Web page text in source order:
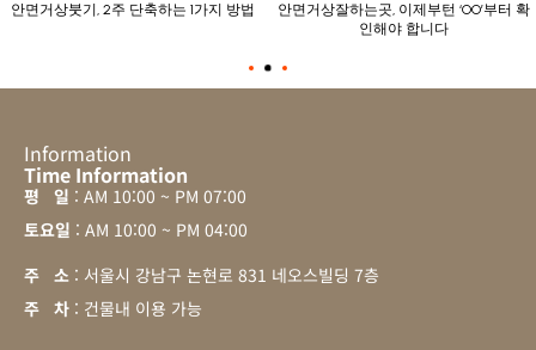
안면거상붓기, 2주 단축하는 1가지 방법
안면거상잘하는곳, 이제부턴 ‘OO’부터 확
인해야 합니다
Information
Time Information
평 일 : AM 10:00 ~ PM 07:00
토요일 : AM 10:00 ~ PM 04:00
주 소 : 서울시 강남구 논현로 831 네오스빌딩 7층
주 차 : 건물내 이용 가능